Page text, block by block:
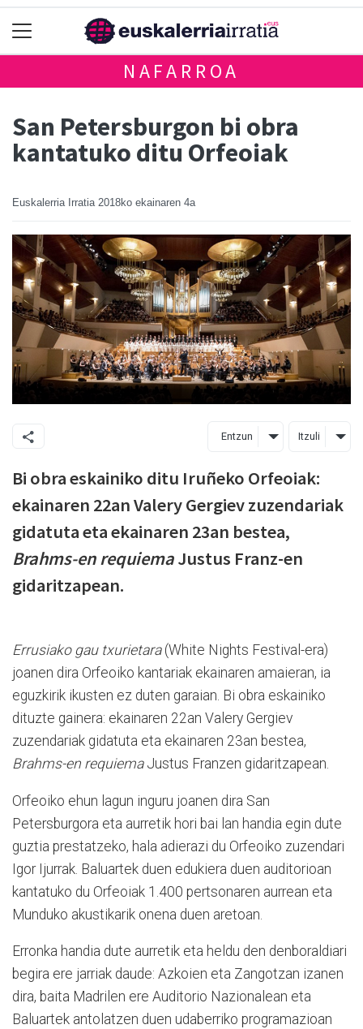
NAFARROA
San Petersburgon bi obra
kantatuko ditu Orfeoiak
Euskalerria Irratia 2018ko ekainaren 4a
Entzun Itzuli
Bi obra eskainiko ditu Iruñeko Orfeoiak:
ekainaren 22an Valery Gergiev zuzendariak
gidatuta eta ekainaren 23an bestea,
Brahms-en requiemaJustus Franz-en
gidaritzapean.
Errusiako gau txurietara(White Nights Festival-era)
joanen dira Orfeoiko kantariak ekainaren amaieran, ia
eguzkirik ikusten ez duten garaian. Bi obra eskainiko
dituzte gainera: ekainaren 22an Valery Gergiev
zuzendariak gidatuta eta ekainaren 23an bestea,
Brahms-en requiemaJustus Franzen gidaritzapean.
Orfeoiko ehun lagun inguru joanen dira San
Petersburgora eta aurretik hori bai lan handia egin dute
guztia prestatzeko, hala adierazi du Orfeoiko zuzendari
Igor Ijurrak. Baluartek duen edukiera duen auditorioan
kantatuko du Orfeoiak 1.400 pertsonaren aurrean eta
Munduko akustikarik onena duen aretoan.
Erronka handia dute aurretik eta heldu den denboraldiari
begira ere jarriak daude: Azkoien eta Zangotzan izanen
dira, baita Madrilen ere Auditorio Nazionalean eta
Baluartek antolatzen duen udaberriko programazioan